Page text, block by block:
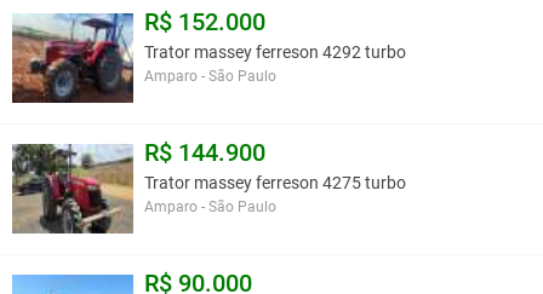
R$ 152.000
Trator massey ferreson 4292 turbo
Amparo - São Paulo
R$ 144.900
Trator massey ferreson 4275 turbo
Amparo - São Paulo
R$ 90.000